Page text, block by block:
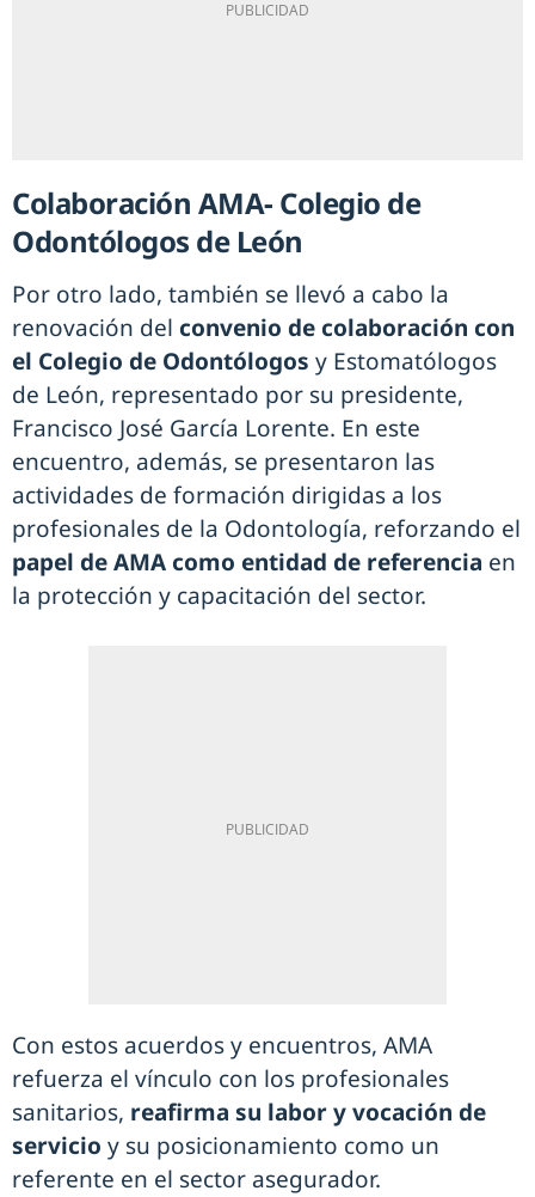
Colaboración AMA- Colegio de
Odontólogos de León
Por otro lado, también se llevó a cabo la
renovación del convenio de colaboración con
el Colegio de Odontólogos y Estomatólogos
de León, representado por su presidente,
Francisco José García Lorente. En este
encuentro, además, se presentaron las
actividades de formación dirigidas a los
profesionales de la Odontología, reforzando el
papel de AMA como entidad de referencia en
la protección y capacitación del sector.
Con estos acuerdos y encuentros, AMA
refuerza el vínculo con los profesionales
sanitarios, reafirma su labor y vocación de
servicio y su posicionamiento como un
referente en el sector asegurador.